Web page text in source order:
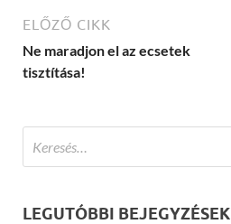
ELŐZŐ CIKK
Ne maradjon el az ecsetek
tisztítása!
LEGUTÓBBI BEJEGYZÉSEK